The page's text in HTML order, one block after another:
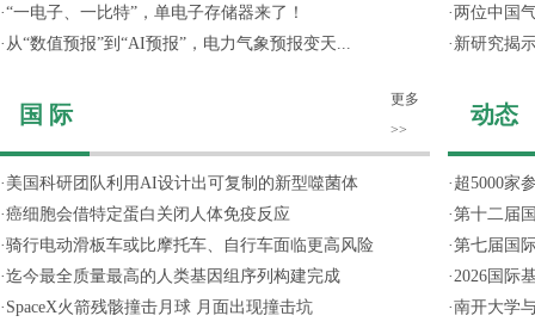
·“一电子、一比特”，单电子存储器来了！
· 从“数值预报”到“AI预报”，电力气象预报变天...
国 际
更多
>>
· 美国科研团队利用AI设计出可复制的新型噬菌体
·癌细胞会借特定蛋白关闭人体免疫反应
·骑行电动滑板车或比摩托车、自行车面临更高风险
·迄今最全质量最高的人类基因组序列构建完成
· SpaceX火箭残骸撞击月球 月面出现撞击坑
· 两位中国
· 新研究揭
动态
· 超5000家
·第十二届
·第七届国
·2026国际
·南开大学